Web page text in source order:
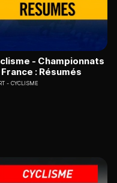
- Championnats
: Résumés
CYCLISME